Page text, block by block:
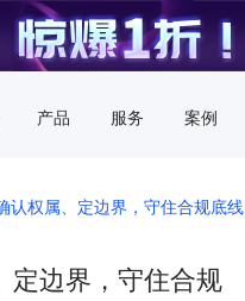
产品 服务 案例
权属、定边界，守住合规底线
边界，守住合规